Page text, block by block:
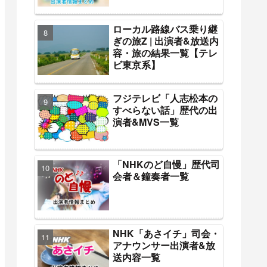
ローカル路線バス乗り継
ぎの旅Z | 出演者&放送内
容・旅の結果一覧【テレ
ビ東京系】
フジテレビ「人志松本の
すべらない話」歴代の出
演者&MVS一覧
「NHKのど自慢」歴代司
会者＆鐘奏者一覧
NHK「あさイチ」司会・
アナウンサー出演者&放
送内容一覧